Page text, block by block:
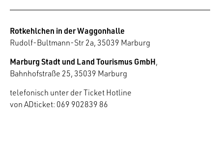
Rotkehlchen in der Waggonhalle
Rudolf-Bultmann-Str 2a, 35039 Marburg
Marburg Stadt und Land Tourismus GmbH,
Bahnhofstraße 25, 35039 Marburg
telefonisch unter der Ticket Hotline
von ADticket: 069 902839 86